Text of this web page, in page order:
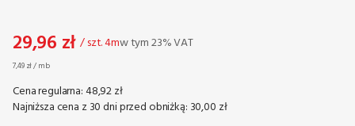
29,96 zł / szt. 4mw tym 23% VAT
w tym23%VAT
7,49 zł / mb
Cena regularna:48,92 zł
Najniższa cena z 30 dni przed obniżką: 30,00 zł